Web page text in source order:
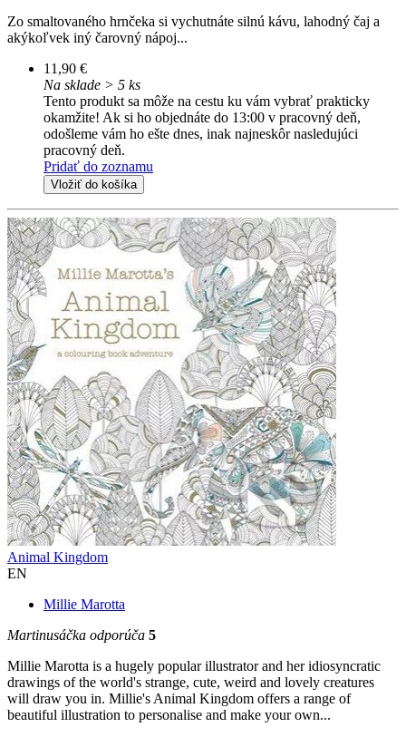
Zo smaltovaného hrnčeka si vychutnáte silnú kávu, lahodný čaj a
akýkoľvek iný čarovný nápoj...
11,90 €
Na sklade > 5 ks
Tento produkt sa môže na cestu ku vám vybrať prakticky
okamžite! Ak si ho objednáte do 13:00 v pracovný deň,
odošleme vám ho ešte dnes, inak najneskôr nasledujúci
pracovný deň.
Pridať do zoznamu
Vložiť do košíka
Animal Kingdom
EN
Millie Marotta
Martinusáčka odporúča 5
Millie Marotta is a hugely popular illustrator and her idiosyncratic
drawings of the world's strange, cute, weird and lovely creatures
will draw you in. Millie's Animal Kingdom offers a range of
beautiful illustration to personalise and make your own...